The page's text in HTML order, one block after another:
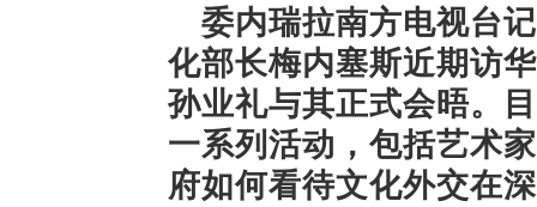
委内瑞拉南方电视台
化部长梅内塞斯近期访
孙业礼与其正式会晤。
一系列活动，包括艺术
府如何看待文化外交在